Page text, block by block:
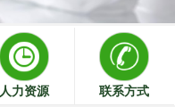
人力资源 联系方式